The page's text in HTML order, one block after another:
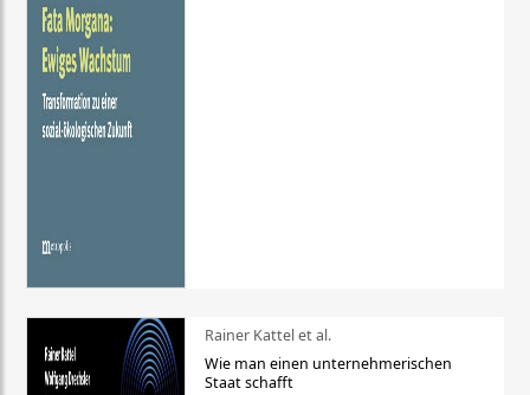
Rainer Kattel et al.
Wie man einen unternehmerischen
Staat schafft